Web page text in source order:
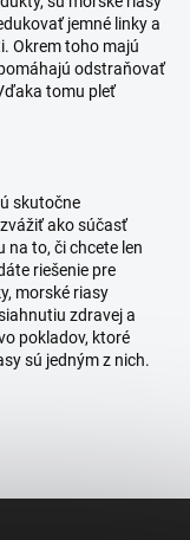
jemné linky a
Okrem toho majú
odstraňovať
tomu pleť
skutočne
ako súčasť
to, či chcete len
riešenie pre
morské riasy
zdravej a
pokladov, ktoré
sú jedným z nich.